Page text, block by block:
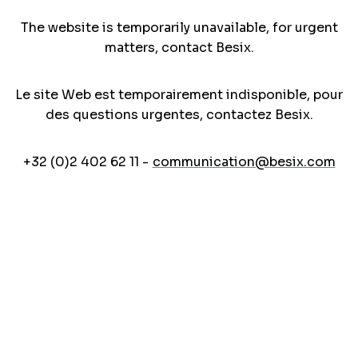
The website is temporarily unavailable, for urgent
matters, contact Besix.
Le site Web est temporairement indisponible, pour
des questions urgentes, contactez Besix.
+32 (0)2 402 62 11 - communication@besix.com